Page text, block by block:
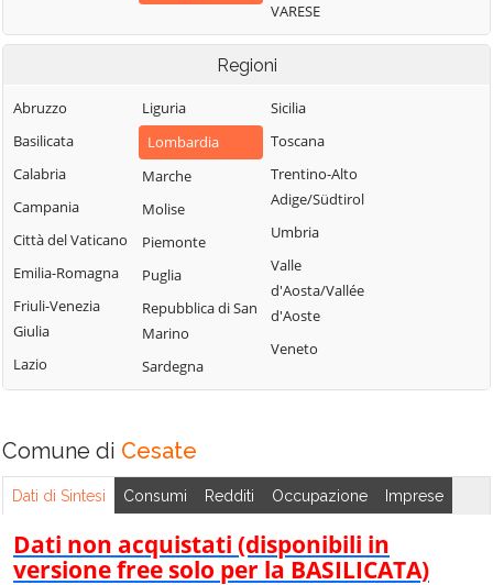
Bollate
Bubbiano
Buccinasco
Buscate
Bussero
Busto Garolfo
Calvignasco
Cambiago
Canegrate
Carpiano
Cassano d'Adda
Cassina de'
Pecchi
Legnano
Locate di Triulzi
Magenta
Magnago
Marcallo con
Casone
Masate
Mediglia
Melegnano
Melzo
Motta Visconti
Nerviano
Nosate
San Colombano
al Lambro
San Donato
Milanese
San Giorgio su
Legnano
San Giuliano
Olona
San Zenone al
Ticino
Senago
Giovanni
VARESE
Regioni
Abruzzo
Basilicata
Calabria
Campania
Città del Vaticano
Emilia-Romagna
Friuli-Venezia
Giulia
Lazio
Liguria
Lombardia
Marche
Molise
Piemonte
Puglia
Repubblica di San
Marino
Sardegna
Sicilia
Toscana
Trentino-Alto
Adige/Südtirol
Umbria
Valle
d'Aosta/Vallée
d'Aoste
Veneto
Comune di Cesate
Dati di Sintesi Consumi Redditi Occupazione Imprese
Dati non acquistati (disponibili in
versione free solo per la BASILICATA)